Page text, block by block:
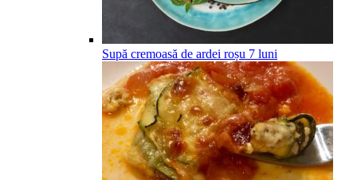
Supă cremoasă de ardei roșu 7 luni